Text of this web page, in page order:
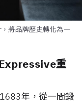
將品牌歷史轉化為一
重
年，從一間鍛